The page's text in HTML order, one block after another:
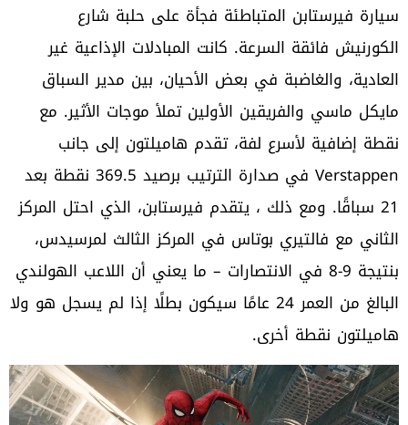
سيارة فيرستابن المتباطئة فجأة على حلبة شارع
الكورنيش فائقة السرعة. كانت المبادلات الإذاعية غير
العادية، والغاضبة في بعض الأحيان، بين مدير السباق
مايكل ماسي والفريقين الأولين تملأ موجات الأثير. مع
نقطة إضافية لأسرع لفة، تقدم هاميلتون إلى جانب
Verstappen في صدارة الترتيب برصيد 369.5 نقطة بعد
21 سباقًا. ومع ذلك ، يتقدم فيرستابن، الذي احتل المركز
الثاني مع فالتيري بوتاس في المركز الثالث لمرسيدس،
بنتيجة 9-8 في الانتصارات – ما يعني أن اللاعب الهولندي
البالغ من العمر 24 عامًا سيكون بطلًا إذا لم يسجل هو ولا
هاميلتون نقطة أخرى.